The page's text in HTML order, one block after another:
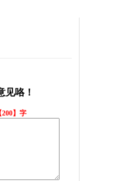
见咯！
200】字